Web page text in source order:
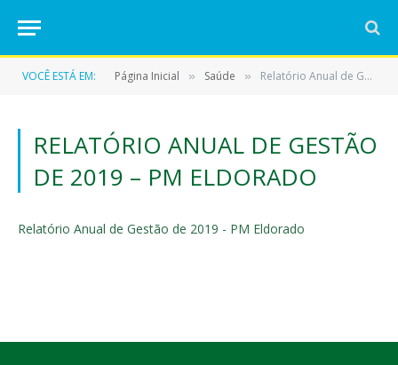
VOCÊ ESTÁ EM: Página Inicial » Saúde » Relatório Anual de Gestão de 2019 – PM Eldorado
RELATÓRIO ANUAL DE GESTÃO
DE 2019 – PM ELDORADO
Relatório Anual de Gestão de 2019 - PM Eldorado